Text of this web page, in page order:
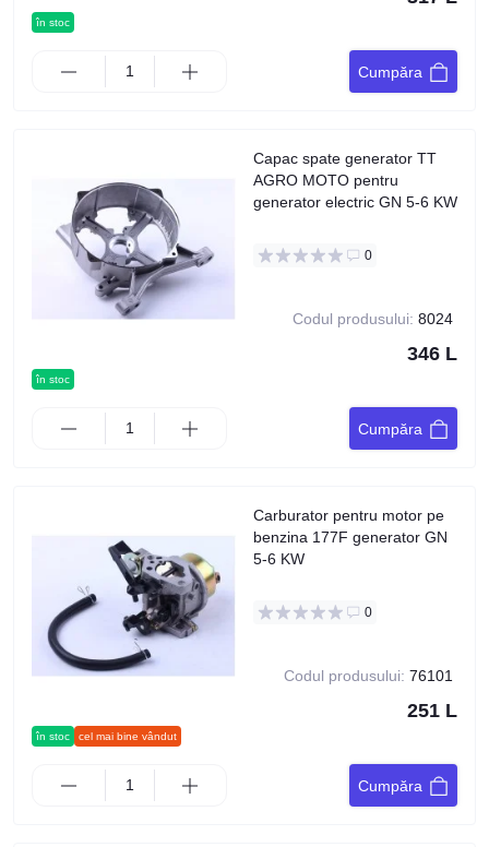
în stoc
Cumpăra
în stoc
Capac spate generator TT
AGRO MOTO pentru
generator electric GN 5-6 KW
0
Codul produsului: 8024
346 L
Cumpăra
în stoc cel mai bine vândut
Carburator pentru motor pe
benzina 177F generator GN
5-6 KW
0
Codul produsului: 76101
251 L
Cumpăra